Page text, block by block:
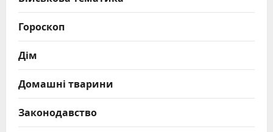
Гороскоп
Дім
Домашні тварини
Законодавство